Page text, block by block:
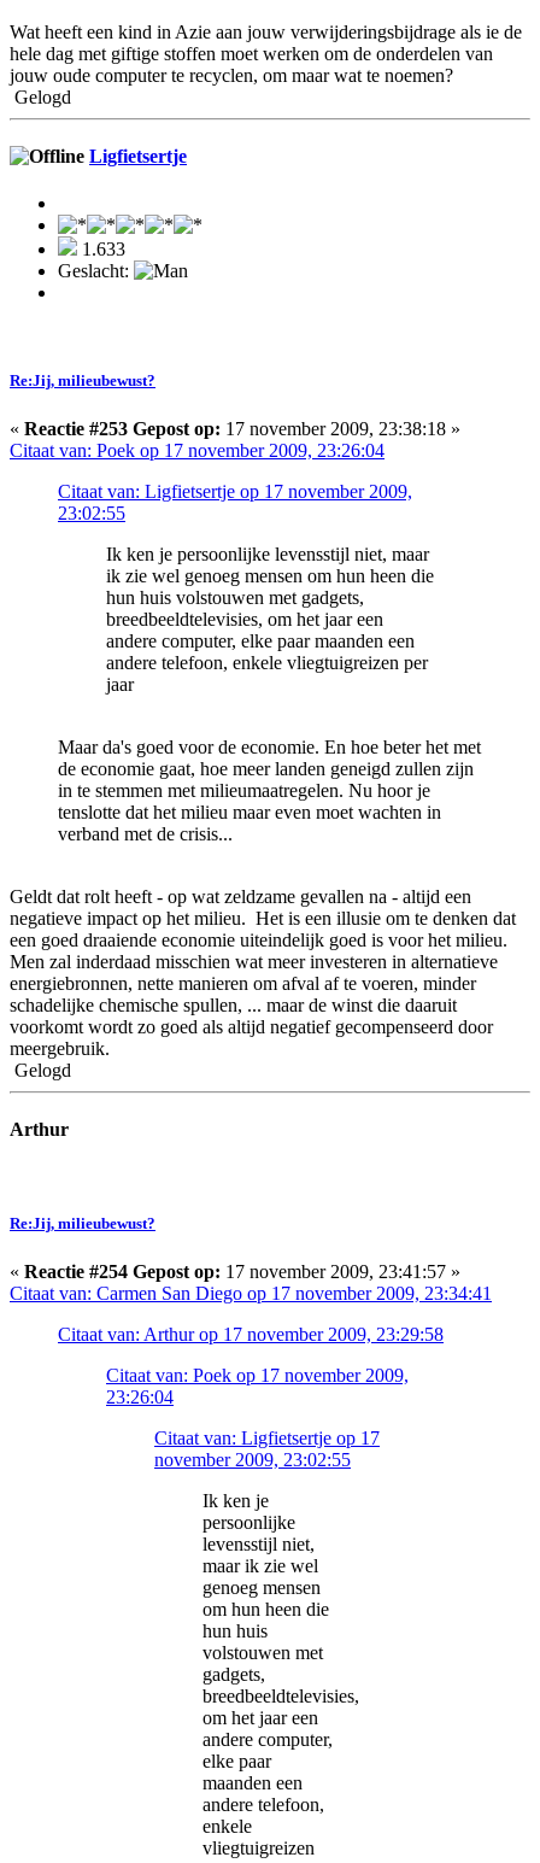
Wat heeft een kind in Azie aan jouw verwijderingsbijdrage als ie de
hele dag met giftige stoffen moet werken om de onderdelen van
jouw oude computer te recyclen, om maar wat te noemen?
Gelogd
Ligfietsertje
1.633
Geslacht:
Re:Jij, milieubewust?
« Reactie #253 Gepost op: 17 november 2009, 23:38:18 »
Citaat van: Poek op 17 november 2009, 23:26:04
Citaat van: Ligfietsertje op 17 november 2009,
23:02:55
Ik ken je persoonlijke levensstijl niet, maar
ik zie wel genoeg mensen om hun heen die
hun huis volstouwen met gadgets,
breedbeeldtelevisies, om het jaar een
andere computer, elke paar maanden een
andere telefoon, enkele vliegtuigreizen per
jaar
Maar da's goed voor de economie. En hoe beter het met
de economie gaat, hoe meer landen geneigd zullen zijn
in te stemmen met milieumaatregelen. Nu hoor je
tenslotte dat het milieu maar even moet wachten in
verband met de crisis...
Geldt dat rolt heeft - op wat zeldzame gevallen na - altijd een
negatieve impact op het milieu. Het is een illusie om te denken dat
een goed draaiende economie uiteindelijk goed is voor het milieu.
Men zal inderdaad misschien wat meer investeren in alternatieve
energiebronnen, nette manieren om afval af te voeren, minder
schadelijke chemische spullen, ... maar de winst die daaruit
voorkomt wordt zo goed als altijd negatief gecompenseerd door
meergebruik.
Gelogd
Arthur
Re:Jij, milieubewust?
« Reactie #254 Gepost op: 17 november 2009, 23:41:57 »
Citaat van: Carmen San Diego op 17 november 2009, 23:34:41
Citaat van: Arthur op 17 november 2009, 23:29:58
Citaat van: Poek op 17 november 2009,
23:26:04
Citaat van: Ligfietsertje op 17
november 2009, 23:02:55
Ik ken je
persoonlijke
levensstijl niet,
maar ik zie wel
genoeg mensen
om hun heen die
hun huis
volstouwen met
gadgets,
breedbeeldtelevisies,
om het jaar een
andere computer,
elke paar
maanden een
andere telefoon,
enkele
vliegtuigreizen